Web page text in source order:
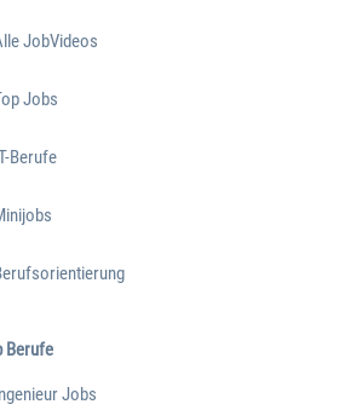
JobVideos
Jobs
Berufe
Berufe
Jobs